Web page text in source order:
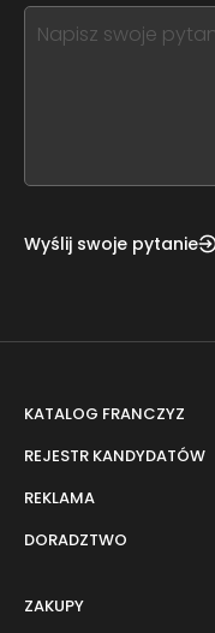
this,
leave
Wyślij swoje pytanie
KATALOG FRANCZYZ
REJESTR KANDYDATÓW
REKLAMA
DORADZTWO
ZAKUPY